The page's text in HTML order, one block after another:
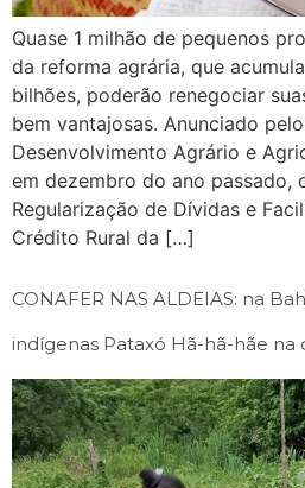
Quase 1 milhão de pequenos
da reforma agrária, que
bilhões, poderão renegociar
bem vantajosas. Anunciado
Desenvolvimento Agrário e
em dezembro do ano passado,
Regularização de Dívidas e
Crédito Rural da […]
CONAFER NAS ALDEIAS: na
indígenas Pataxó Hã-hã-hãe